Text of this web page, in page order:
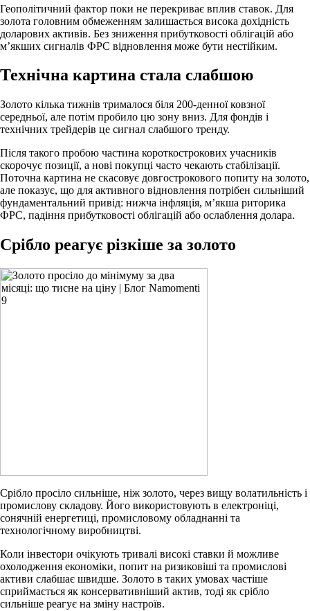
Геополітичний фактор поки не перекриває вплив ставок. Для
золота головним обмеженням залишається висока дохідність
доларових активів. Без зниження прибутковості облігацій або
м’якших сигналів ФРС відновлення може бути нестійким.
Технічна картина стала слабшою
Золото кілька тижнів трималося біля 200-денної ковзної
середньої, але потім пробило цю зону вниз. Для фондів і
технічних трейдерів це сигнал слабшого тренду.
Після такого пробою частина короткострокових учасників
скорочує позиції, а нові покупці часто чекають стабілізації.
Поточна картина не скасовує довгострокового попиту на золото,
але показує, що для активного відновлення потрібен сильніший
фундаментальний привід: нижча інфляція, м’якша риторика
ФРС, падіння прибутковості облігацій або ослаблення долара.
Срібло реагує різкіше за золото
Срібло просіло сильніше, ніж золото, через вищу волатильність і
промислову складову. Його використовують в електроніці,
сонячній енергетиці, промисловому обладнанні та
технологічному виробництві.
Коли інвестори очікують тривалі високі ставки й можливе
охолодження економіки, попит на ризиковіші та промислові
активи слабшає швидше. Золото в таких умовах частіше
сприймається як консервативніший актив, тоді як срібло
сильніше реагує на зміну настроїв.